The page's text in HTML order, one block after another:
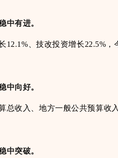
中有进。
12.1%、技改投资增长22.5%
中向好。
总收入、地方一般公共预算收
中突破。